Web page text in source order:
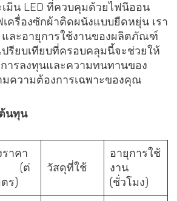
เมิน LED ที่ควบคุมด้วยไฟนีออน
ครื่องซักผ้าติดผนังแบบยืดหยุ่น เรา
ละอายุการใช้งานของผลิตภัณฑ์
ปรียบเทียบที่ครอบคลุมนี้จะช่วยให้
ารลงทุนและความทนทานของ
วามต้องการเฉพาะของคุณ
นทุน
ราคา
ต่
ร)
วัสดุที่ใช้
อายุการใช้
งาน
(ชั่วโมง)